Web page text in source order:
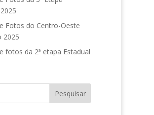
Fotos do Centro-Oeste
2025
fotos da 2ª etapa Estadual